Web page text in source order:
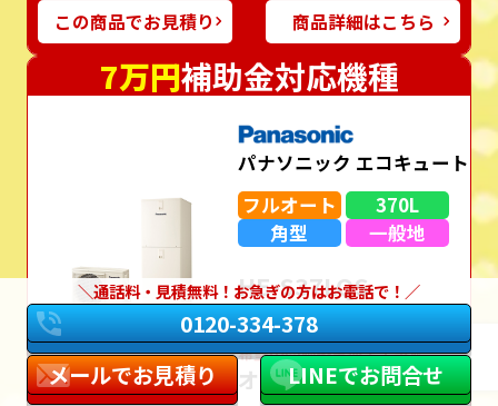
この商品でお見積り 商品詳細はこちら
7万円補助金対応機種
パナソニック エコキュート
フルオート
370L
角型
一般地
HE-S37LQS
（リモコン・脚部カバー込み）
希望⼩売価格＋通常⼯事価格
オープン価格
通話料・見積無料！お急ぎの方はお電話で！
0120-334-378
メールでお見積り
LINEでお問合せ